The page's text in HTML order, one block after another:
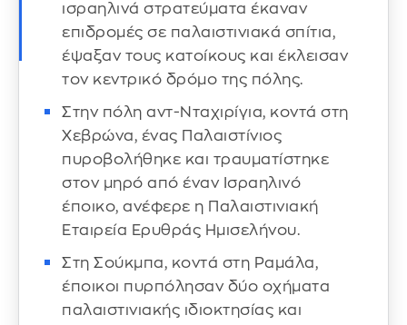
ισραηλινά στρατεύματα έκαναν
επιδρομές σε παλαιστινιακά σπίτια,
έψαξαν τους κατοίκους και έκλεισαν
τον κεντρικό δρόμο της πόλης.
Στην πόλη αντ-Νταχιρίγια, κοντά στη
Χεβρώνα, ένας Παλαιστίνιος
πυροβολήθηκε και τραυματίστηκε
στον μηρό από έναν Ισραηλινό
έποικο, ανέφερε η Παλαιστινιακή
Εταιρεία Ερυθράς Ημισελήνου.
Στη Σούκμπα, κοντά στη Ραμάλα,
έποικοι πυρπόλησαν δύο οχήματα
παλαιστινιακής ιδιοκτησίας και